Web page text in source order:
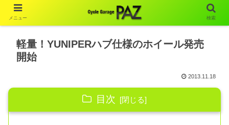
軽量！YUNIPERハブ仕様のホイール発売
開始
2013.11.18
目次
メニュー 検索